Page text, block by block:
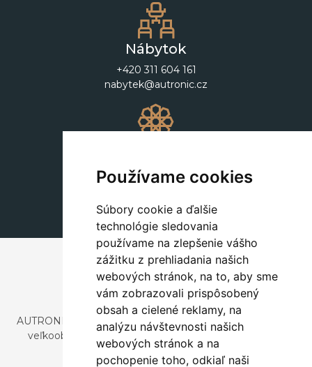
Používame cookies
Súbory cookie a ďalšie
technológie sledovania
používame na zlepšenie vášho
zážitku z prehliadania našich
webových stránok, na to, aby sme
vám zobrazovali prispôsobený
obsah a cielené reklamy, na
analýzu návštevnosti našich
webových stránok a na
pochopenie toho, odkiaľ naši
Nábytok
+420 311 604 161
nabytek@autronic.cz
+420 311 604 182
dekorace@autronic.cz
AUTRONIC, s.r.o. je spoločnosť zaoberajúca sa dovozom a
veľkoobchodným predajom dizajnového aj štýlového
nábytku a dekorácií.